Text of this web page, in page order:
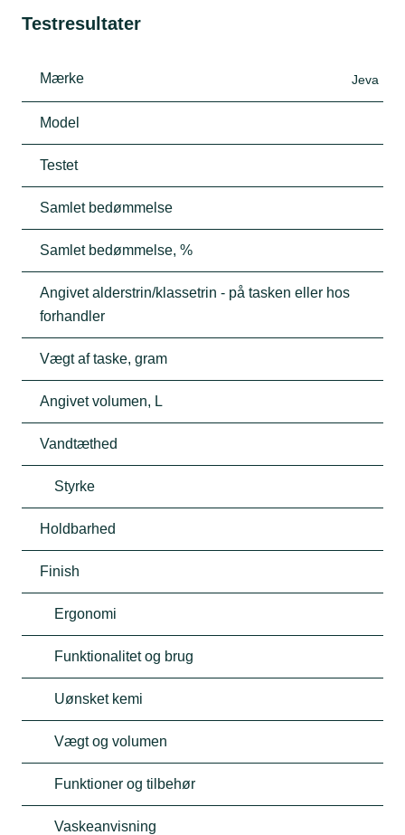
Testresultater
Mærke Jeva
Model
Testet
Samlet bedømmelse
Samlet bedømmelse, %
Angivet alderstrin/klassetrin - på tasken eller hos
forhandler
Vægt af taske, gram
Angivet volumen, L
Vandtæthed
Styrke
Holdbarhed
Finish
Ergonomi
Funktionalitet og brug
Uønsket kemi
Vægt og volumen
Funktioner og tilbehør
Vaskeanvisning